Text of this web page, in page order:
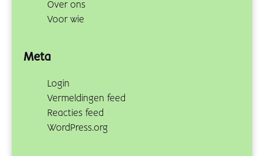
Over ons
Voor wie
Meta
Login
Vermeldingen feed
Reacties feed
WordPress.org